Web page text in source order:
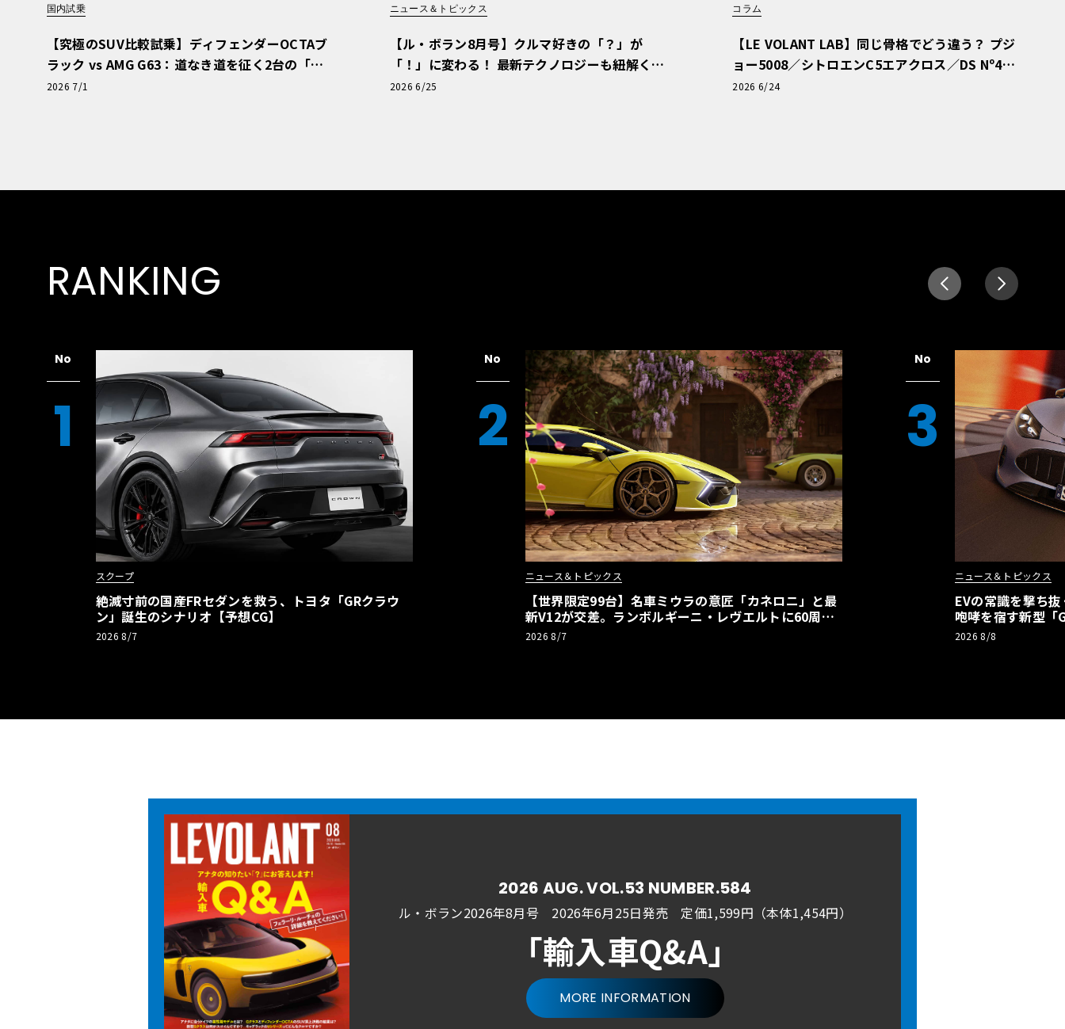
国内試乗
【究極のSUV比較試乗】ディフェンダーOCTAブ
ラック vs AMG G63：道なき道を征く2台の「対
極的アプローチ」
2026 7/1
ニュース＆トピックス
【ル・ボラン8月号】クルマ好きの「？」が
「！」に変わる！ 最新テクノロジーも紐解く
「輸入車Q&A」
2026 6/25
コラム
【LE VOLANT LAB】同じ骨格でどう違う？ プジ
ョー5008／シトロエンC5エアクロス／DS Nº4
読者一気乗りレポート
2026 6/24
RANKING
No
1
スクープ
絶滅寸前の国産FRセダンを救う、トヨタ「GRクラウ
ン」誕生のシナリオ【予想CG】
2026 8/7
No
2
ニュース＆トピックス
【世界限定99台】名車ミウラの意匠「カネロニ」と最
新V12が交差。ランボルギーニ・レヴエルトに60周年
記念車が登場
2026 8/7
No
3
ニュース＆トピックス
EVの常識を撃ち
咆哮を宿す新型「
2026 8/8
2026 AUG. VOL.53 NUMBER.584
ル・ボラン2026年8月号 2026年6月25日発売 定価1,599円（本体1,454円）
「輸入車Q&A」
MORE INFORMATION